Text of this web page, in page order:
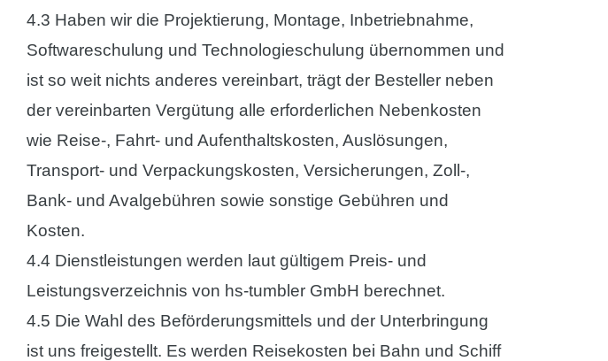
4.3 Haben wir die Projektierung, Montage, Inbetriebnahme,
Softwareschulung und Technologieschulung übernommen und
ist so weit nichts anderes vereinbart, trägt der Besteller neben
der vereinbarten Vergütung alle erforderlichen Nebenkosten
wie Reise-, Fahrt- und Aufenthaltskosten, Auslösungen,
Transport- und Verpackungskosten, Versicherungen, Zoll-,
Bank- und Avalgebühren sowie sonstige Gebühren und
Kosten.
4.4 Dienstleistungen werden laut gültigem Preis- und
Leistungsverzeichnis von hs-tumbler GmbH berechnet.
4.5 Die Wahl des Beförderungsmittels und der Unterbringung
ist uns freigestellt. Es werden Reisekosten bei Bahn und Schiff